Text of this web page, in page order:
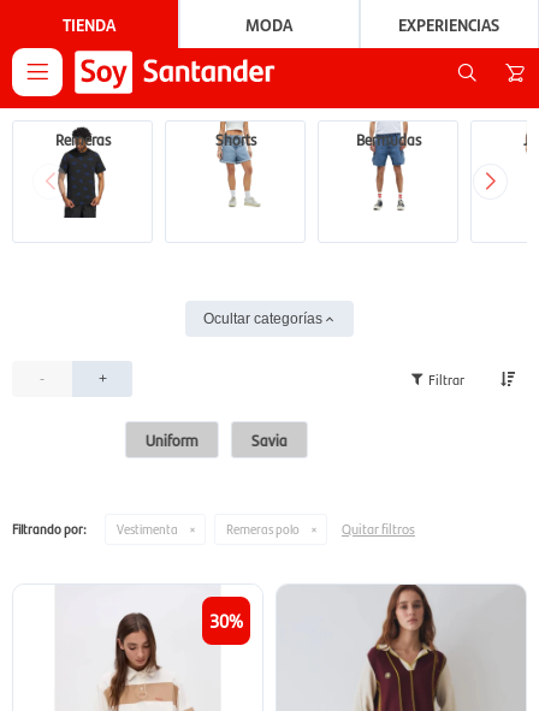
TIENDA MODA EXPERIENCIAS

Remeras Shorts Bermudas
Ocultar categorías
- +
Uniform Savia
Filtrando por: Vestimenta Remeras polo Quitar filtros
30